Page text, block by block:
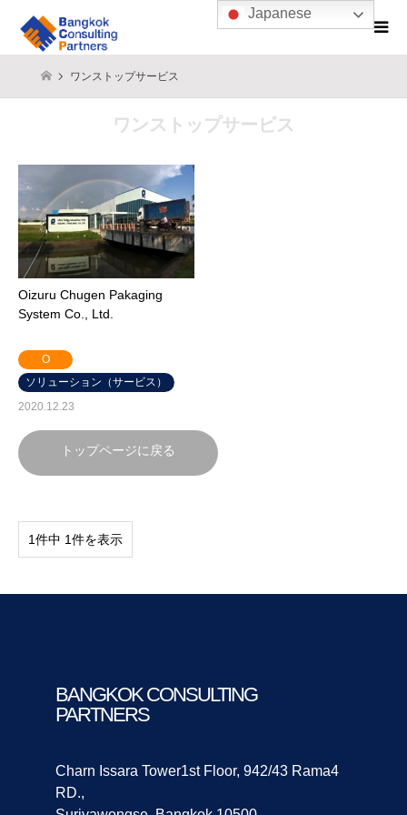
ワンストップサービス
ワンストップサービス
Oizuru Chugen Pakaging
System Co., Ltd.
O
ソリューション（サービス）
2020.12.23
トップページに戻る
1件中 1件を表示
BANGKOK CONSULTING
PARTNERS
Charn Issara Tower1st Floor, 942/43 Rama4
RD.,
Japanese